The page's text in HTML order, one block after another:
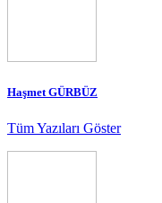
Haşmet GÜRBÜZ
Tüm Yazıları Göster